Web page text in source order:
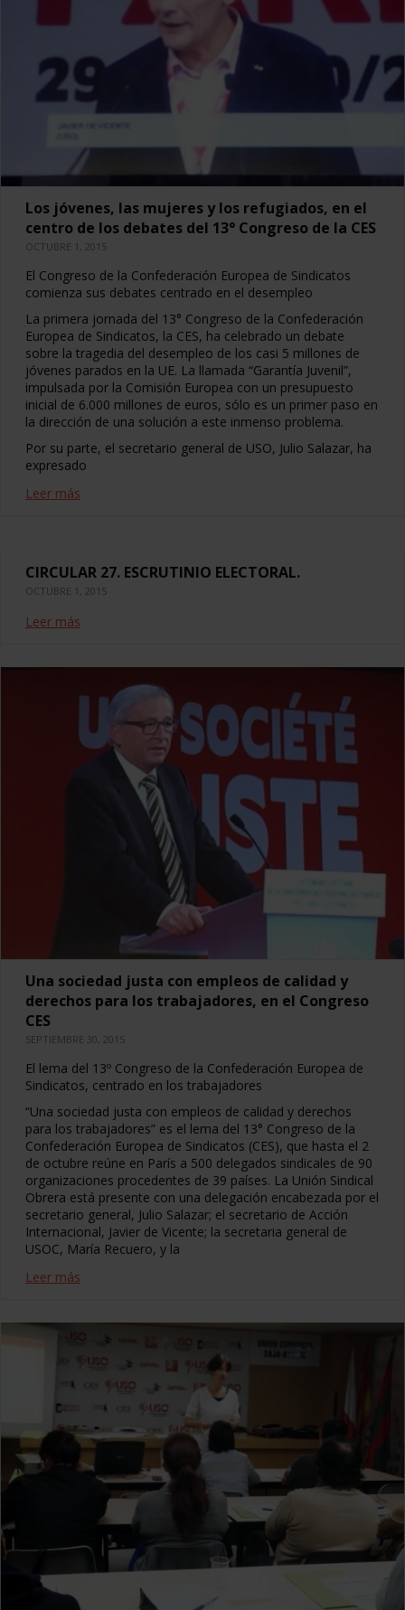
Los jóvenes, las mujeres y los refugiados, en el
centro de los debates del 13° Congreso de la CES
OCTUBRE 1, 2015
El Congreso de la Confederación Europea de Sindicatos
comienza sus debates centrado en el desempleo
La primera jornada del 13° Congreso de la Confederación
Europea de Sindicatos, la CES, ha celebrado un debate
sobre la tragedia del desempleo de los casi 5 millones de
jóvenes parados en la UE. La llamada “Garantía Juvenil”,
impulsada por la Comisión Europea con un presupuesto
inicial de 6.000 millones de euros, sólo es un primer paso en
la dirección de una solución a este inmenso problema.
Por su parte, el secretario general de USO, Julio Salazar, ha
expresado
Leer más
CIRCULAR 27. ESCRUTINIO ELECTORAL.
OCTUBRE 1, 2015
Leer más
Una sociedad justa con empleos de calidad y
derechos para los trabajadores, en el Congreso
CES
SEPTIEMBRE 30, 2015
El lema del 13º Congreso de la Confederación Europea de
Sindicatos, centrado en los trabajadores
“Una sociedad justa con empleos de calidad y derechos
para los trabajadores” es el lema del 13° Congreso de la
Confederación Europea de Sindicatos (CES), que hasta el 2
de octubre reúne en París a 500 delegados sindicales de 90
organizaciones procedentes de 39 países. La Unión Sindical
Obrera está presente con una delegación encabezada por el
secretario general, Julio Salazar; el secretario de Acción
Internacional, Javier de Vicente; la secretaria general de
USOC, María Recuero, y la
Leer más